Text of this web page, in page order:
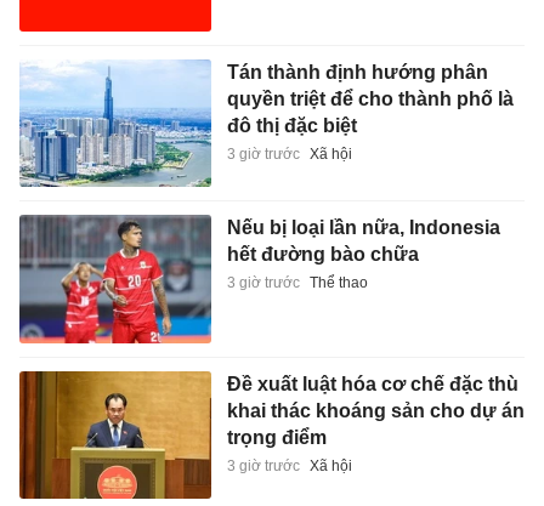
Tán thành định hướng phân
quyền triệt để cho thành phố là
đô thị đặc biệt
3 giờ trước Xã hội
Nếu bị loại lần nữa, Indonesia
hết đường bào chữa
3 giờ trước Thể thao
Đề xuất luật hóa cơ chế đặc thù
khai thác khoáng sản cho dự án
trọng điểm
3 giờ trước Xã hội